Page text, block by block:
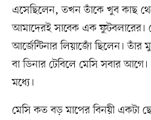
এসেছিলেন, তখন তাঁকে খুব কাছ
আমাদেরই সাবেক এক ফুটবলারের।
আর্জেন্টিনার লিয়াজোঁ ছিলেন। তাঁর
বা ডিনার টেবিলে মেসি সবার
মধ্যে।
মেসি কত বড় মাপের বিনয়ী একটা